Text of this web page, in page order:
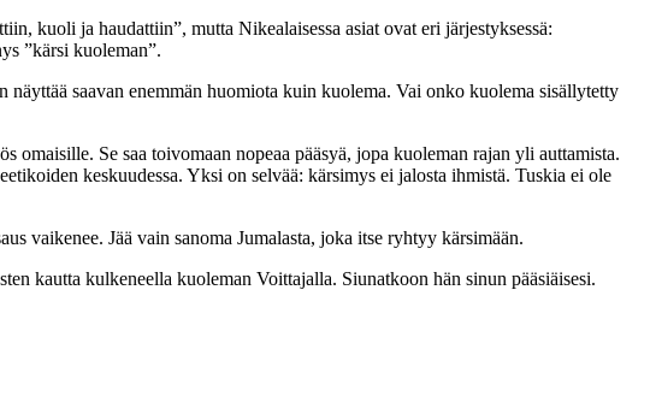
kuoli ja haudattiin”, mutta Nikealaisessa asiat ovat eri järjestyksessä:
”kärsi kuoleman”.
saavan enemmän huomiota kuin kuolema. Vai onko kuolema sisällytetty
omaisille. Se saa toivomaan nopeaa pääsyä, jopa kuoleman rajan yli auttamista.
keskuudessa. Yksi on selvää: kärsimys ei jalosta ihmistä. Tuskia ei ole
vaikenee. Jää vain sanoma Jumalasta, joka itse ryhtyy kärsimään.
kautta kulkeneella kuoleman Voittajalla. Siunatkoon hän sinun pääsiäisesi.